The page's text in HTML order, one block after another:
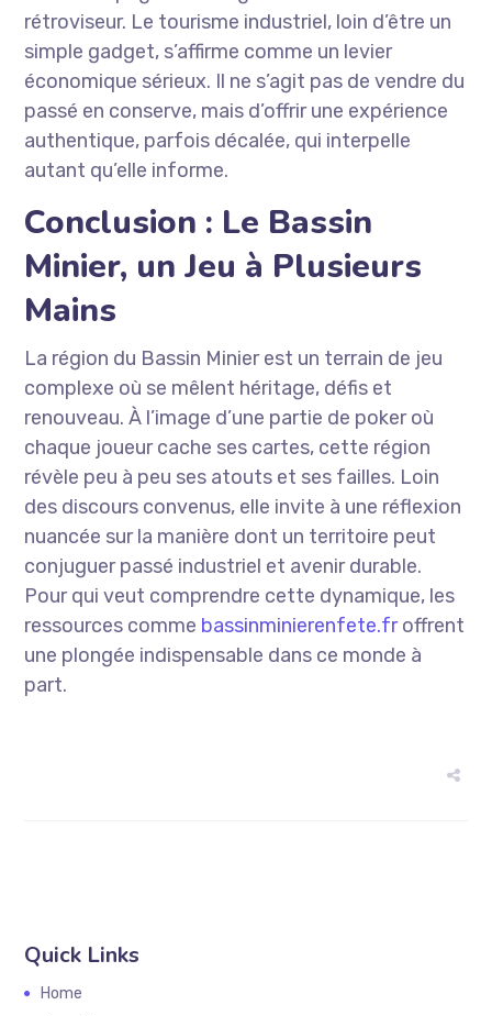
rétroviseur. Le tourisme industriel, loin d’être un
simple gadget, s’affirme comme un levier
économique sérieux. Il ne s’agit pas de vendre du
passé en conserve, mais d’offrir une expérience
authentique, parfois décalée, qui interpelle
autant qu’elle informe.
Conclusion : Le Bassin
Minier, un Jeu à Plusieurs
Mains
La région du Bassin Minier est un terrain de jeu
complexe où se mêlent héritage, défis et
renouveau. À l’image d’une partie de poker où
chaque joueur cache ses cartes, cette région
révèle peu à peu ses atouts et ses failles. Loin
des discours convenus, elle invite à une réflexion
nuancée sur la manière dont un territoire peut
conjuguer passé industriel et avenir durable.
Pour qui veut comprendre cette dynamique, les
ressources comme bassinminierenfete.froffrent
une plongée indispensable dans ce monde à
part.
Quick Links
Home